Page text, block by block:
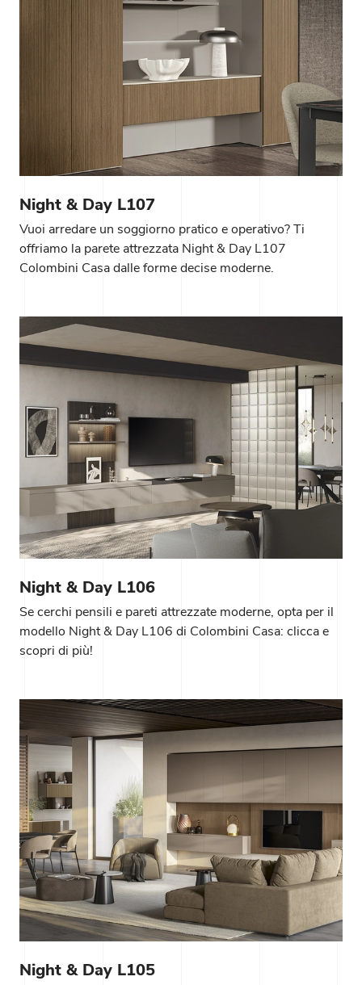
Night & Day L107
Vuoi arredare un soggiorno pratico e operativo? Ti
offriamo la parete attrezzata Night & Day L107
Colombini Casa dalle forme decise moderne.
Night & Day L106
Se cerchi pensili e pareti attrezzate moderne, opta per il
modello Night & Day L106 di Colombini Casa: clicca e
scopri di più!
Night & Day L105